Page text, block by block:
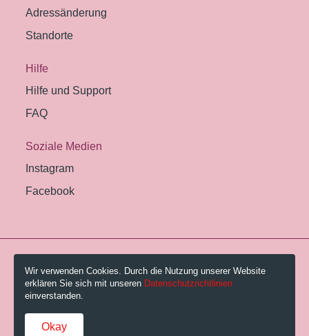
Adressänderung
Standorte
Hilfe
Hilfe und Support
FAQ
Soziale Medien
Instagram
Facebook
© 2026 Pestalozzi-Bibliothek Zürich.
Impressum
Gebühren und AGB
Datenschutzerklärung
Wir verwenden Cookies. Durch die Nutzung unserer Website
erklären Sie sich mit unseren Datenschutzrichtlinien
einverstanden.
Okay